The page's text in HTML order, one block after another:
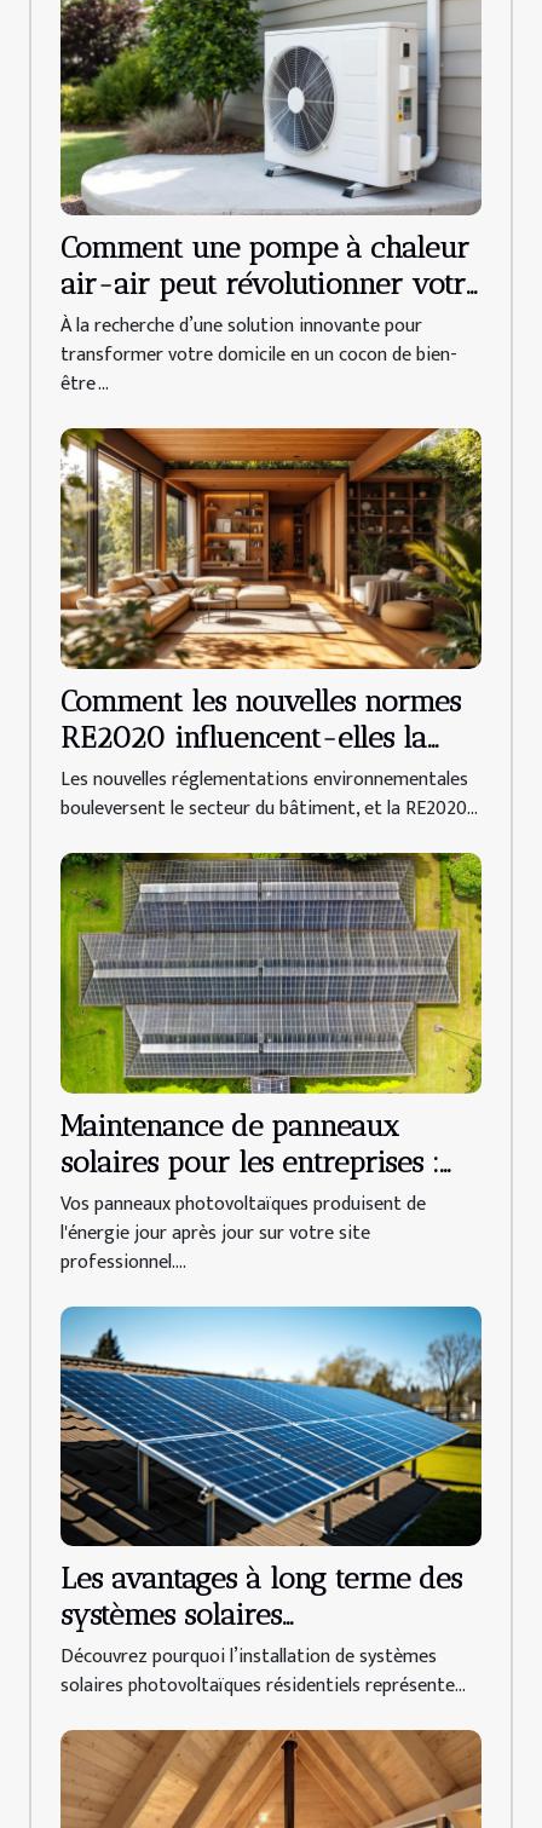
Comment une pompe à chaleur
air-air peut révolutionner votre
confort domestique ?
À la recherche d’une solution innovante pour
transformer votre domicile en un cocon de bien-
être ...
Comment les nouvelles normes
RE2020 influencent-elles la
construction de maisons sur-
mesure ?
Les nouvelles réglementations environnementales
bouleversent le secteur du bâtiment, et la RE2020...
Maintenance de panneaux
solaires pour les entreprises :
trouvez votre spécialiste au
Mans !
Vos panneaux photovoltaïques produisent de
l'énergie jour après jour sur votre site
professionnel....
Les avantages à long terme des
systèmes solaires
photovoltaïques résidentiels
Découvrez pourquoi l’installation de systèmes
solaires photovoltaïques résidentiels représente...